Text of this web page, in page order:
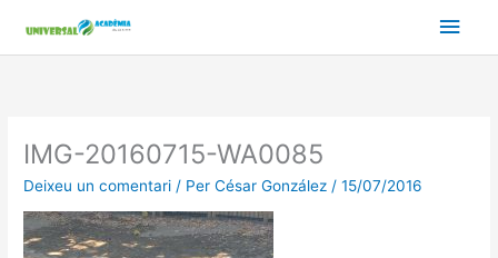
contingut
IMG-20160715-WA0085
Deixeu un comentari / Per César González /15/07/2016